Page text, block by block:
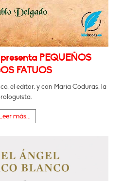
PEQUEÑOS
FATUOS
el editor, y con María Coduras, la
más...